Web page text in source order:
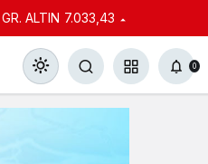
GR. ALTIN 7.033,43
0